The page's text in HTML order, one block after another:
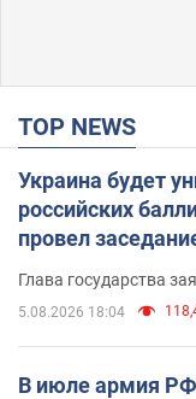
TOP NEWS
Украина будет
российских
провел
Глава государства
5.08.2026 18:04
В июле армия РФ